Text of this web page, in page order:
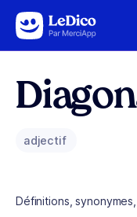
Aller au contenu
adjectif
Définitions,